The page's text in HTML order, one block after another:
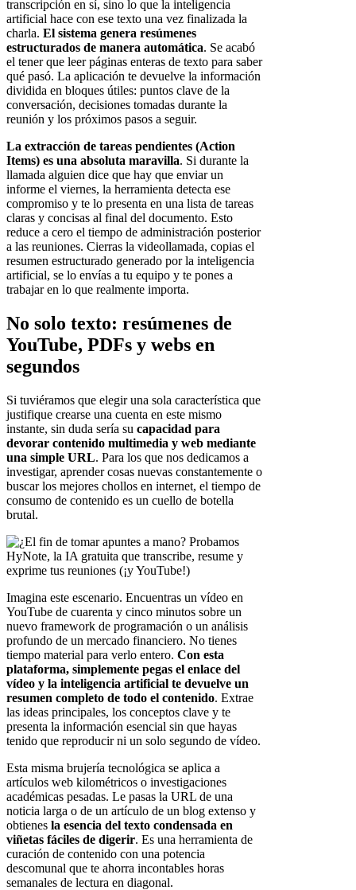
transcripción en sí, sino lo que la inteligencia
artificial hace con ese texto una vez finalizada la
charla. El sistema genera resúmenes
estructurados de manera automática. Se acabó
el tener que leer páginas enteras de texto para saber
qué pasó. La aplicación te devuelve la información
dividida en bloques útiles: puntos clave de la
conversación, decisiones tomadas durante la
reunión y los próximos pasos a seguir.
La extracción de tareas pendientes (Action
Items) es una absoluta maravilla. Si durante la
llamada alguien dice que hay que enviar un
informe el viernes, la herramienta detecta ese
compromiso y te lo presenta en una lista de tareas
claras y concisas al final del documento. Esto
reduce a cero el tiempo de administración posterior
a las reuniones. Cierras la videollamada, copias el
resumen estructurado generado por la inteligencia
artificial, se lo envías a tu equipo y te pones a
trabajar en lo que realmente importa.
No solo texto: resúmenes de
YouTube, PDFs y webs en
segundos
Si tuviéramos que elegir una sola característica que
justifique crearse una cuenta en este mismo
instante, sin duda sería su capacidad para
devorar contenido multimedia y web mediante
una simple URL. Para los que nos dedicamos a
investigar, aprender cosas nuevas constantemente o
buscar los mejores chollos en internet, el tiempo de
consumo de contenido es un cuello de botella
brutal.
Imagina este escenario. Encuentras un vídeo en
YouTube de cuarenta y cinco minutos sobre un
nuevo framework de programación o un análisis
profundo de un mercado financiero. No tienes
tiempo material para verlo entero. Con esta
plataforma, simplemente pegas el enlace del
vídeo y la inteligencia artificial te devuelve un
resumen completo de todo el contenido. Extrae
las ideas principales, los conceptos clave y te
presenta la información esencial sin que hayas
tenido que reproducir ni un solo segundo de vídeo.
Esta misma brujería tecnológica se aplica a
artículos web kilométricos o investigaciones
académicas pesadas. Le pasas la URL de una
noticia larga o de un artículo de un blog extenso y
obtienes la esencia del texto condensada en
viñetas fáciles de digerir. Es una herramienta de
curación de contenido con una potencia
descomunal que te ahorra incontables horas
semanales de lectura en diagonal.